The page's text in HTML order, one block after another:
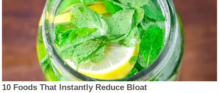
10 Foods That Instantly Reduce Bloat